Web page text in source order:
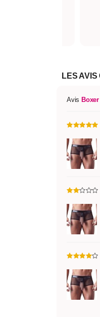
LES
Avis